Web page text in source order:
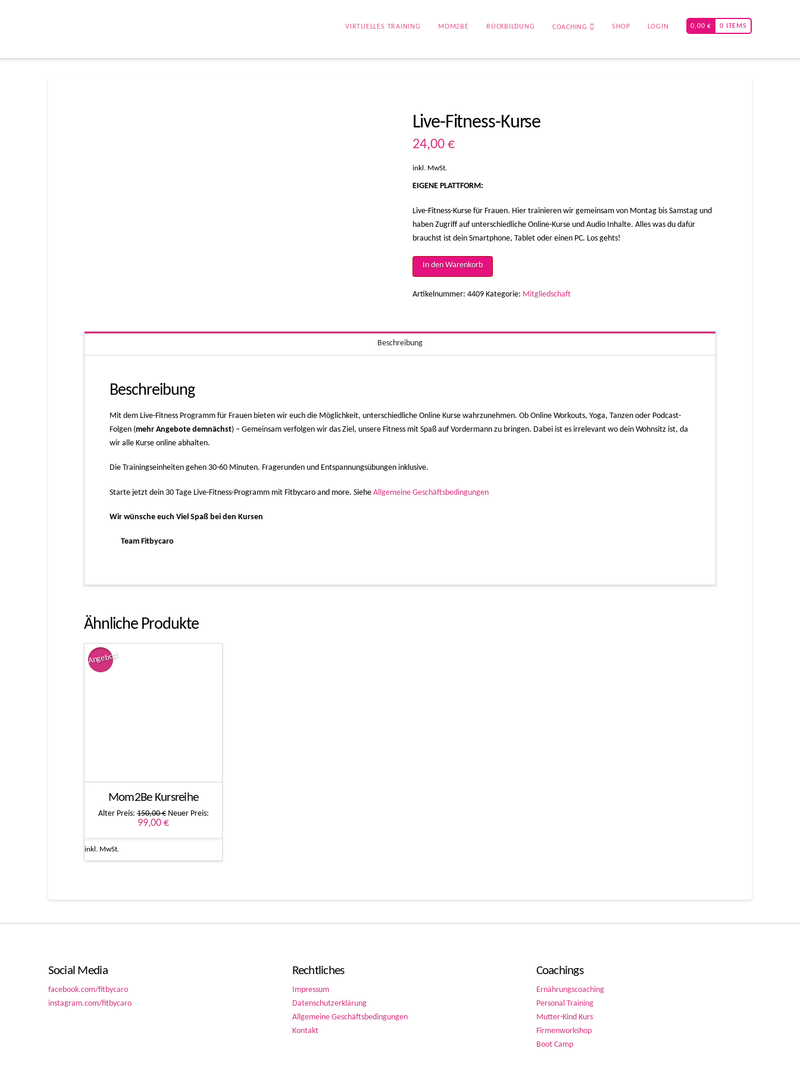
VIRTUELLES TRAINING MOM2BE RÜCKBILDUNG COACHING SHOP LOGIN 0,00€ 0 ITEMS
Live-Fitness-Kurse
24,00€
inkl. MwSt.
EIGENE PLATTFORM:
Live-Fitness-Kurse für Frauen. Hier trainieren wir gemeinsam von Montag bis Samstag und
haben Zugriff auf unterschiedliche Online-Kurse und Audio Inhalte. Alles was du dafür
brauchst ist dein Smartphone, Tablet oder einen PC. Los gehts!
Live-
Fitness-
Kurse
In den Warenkorb
Artikelnummer:4409 Kategorie: Mitgliedschaft
Beschreibung
Beschreibung
Mit dem Live-Fitness Programm für Frauen bieten wir euch die Möglichkeit, unterschiedliche Online Kurse wahrzunehmen. Ob Online Workouts, Yoga, Tanzen oder Podcast-
Folgen (mehr Angebote demnächst) – Gemeinsam verfolgen wir das Ziel, unsere Fitness mit Spaß auf Vordermann zu bringen. Dabei ist es irrelevant wo dein Wohnsitz ist, da
wir alle Kurse online abhalten.
Die Trainingseinheiten gehen 30-60 Minuten. Fragerunden und Entspannungsübungen inklusive.
Starte jetzt dein 30 Tage Live-Fitness-Programm mit Fitbycaro and more. SieheAllgemeine Geschäftsbedingungen
Wir wünsche euch Viel Spaß bei den Kursen
Team Fitbycaro
Ähnliche Produkte
Angebot!
Mom2Be Kursreihe
Alter Preis: 150,00€ Ursprünglicher
Preis
150,00 €
Neuer Preis:
99,00€Aktueller
ist:
inkl. MwSt.
Social Media
facebook.com/fitbycaro
instagram.com/fitbycaro
Rechtliches
Impressum
Datenschutzerklärung
Allgemeine Geschäftsbedingungen
Kontakt
Coachings
Ernährungscoaching
Personal Training
Mutter-Kind Kurs
Firmenworkshop
Boot Camp